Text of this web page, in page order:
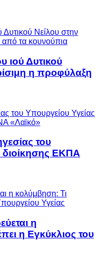
ιού Δυτικού
η προφύλαξη
του
διοίκησης ΕΚΠΑ
η
η Εγκύκλιος του